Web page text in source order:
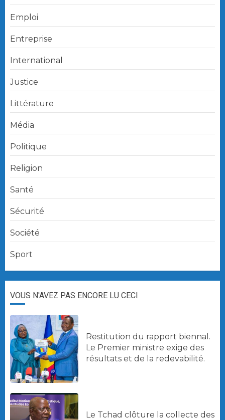
Emploi
Entreprise
International
Justice
Littérature
Média
Politique
Religion
Santé
Sécurité
Société
Sport
VOUS N'AVEZ PAS ENCORE LU CECI
Restitution du rapport biennal.
Le Premier ministre exige des
résultats et de la redevabilité.
Le Tchad clôture la collecte des